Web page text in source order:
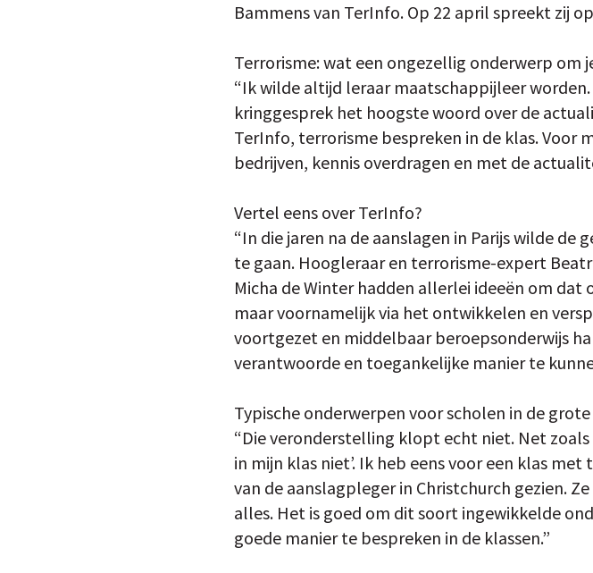
Bammens van TerInfo. Op 22 april spreekt zij
Terrorisme: wat een ongezellig onderwerp om
“Ik wilde altijd leraar maatschappijleer
kringgesprek het hoogste woord over de
TerInfo, terrorisme bespreken in de klas. Voor
bedrijven, kennis overdragen en met de
Vertel eens over TerInfo?
“In die jaren na de aanslagen in Parijs wilde
te gaan. Hoogleraar en terrorisme-expert
Micha de Winter hadden allerlei ideeën om dat
maar voornamelijk via het ontwikkelen en
voortgezet en middelbaar beroepsonderwijs
verantwoorde en toegankelijke manier te
Typische onderwerpen voor scholen in de
“Die veronderstelling klopt echt niet. Net
in mijn klas niet’. Ik heb eens voor een klas
van de aanslagpleger in Christchurch gezien.
alles. Het is goed om dit soort ingewikkelde
goede manier te bespreken in de klassen.”